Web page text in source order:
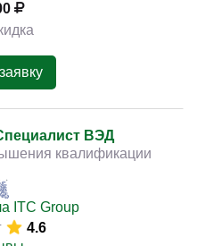
ВЭД
квалификации
ITC Group
4.6